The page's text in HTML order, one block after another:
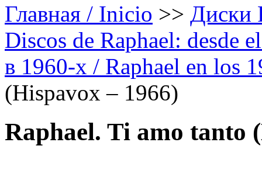
Главная / Inicio >> Диски
Discos de Raphael: desde
в 1960-х / Raphael en los
(Hispavox – 1966)
Raphael. Ti amo tanto